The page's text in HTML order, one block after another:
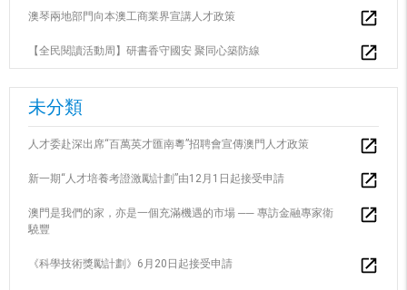
澳琴兩地部門向本澳工商業界宣講人才政策
【全民閱讀活動周】研書香守國安 聚同心築防線
未分類
人才委赴深出席“百萬英才匯南粵”招聘會宣傳澳門人才政策
新一期“人才培養考證激勵計劃”由12月1日起接受申請
澳門是我們的家，亦是一個充滿機遇的市場 ── 專訪金融專家衛
驍豐
《科學技術獎勵計劃》6月20日起接受申請